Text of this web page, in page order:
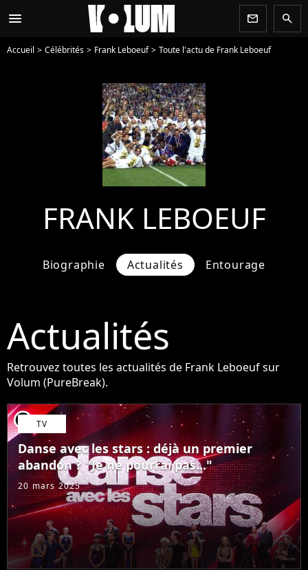
menu newsletter search
Accueil Célébrités Frank Leboeuf Toute l'actu de Frank Leboeuf
FRANK LEBOEUF
Biographie Actualités Entourage
Actualités
Retrouvez toutes les actualités de Frank Leboeuf sur
Volum (PureBreak).
player2 TV
Danse avec les stars : déjà un premier
abandon ? "Je ne pourrai pas..."
20 mars 2025